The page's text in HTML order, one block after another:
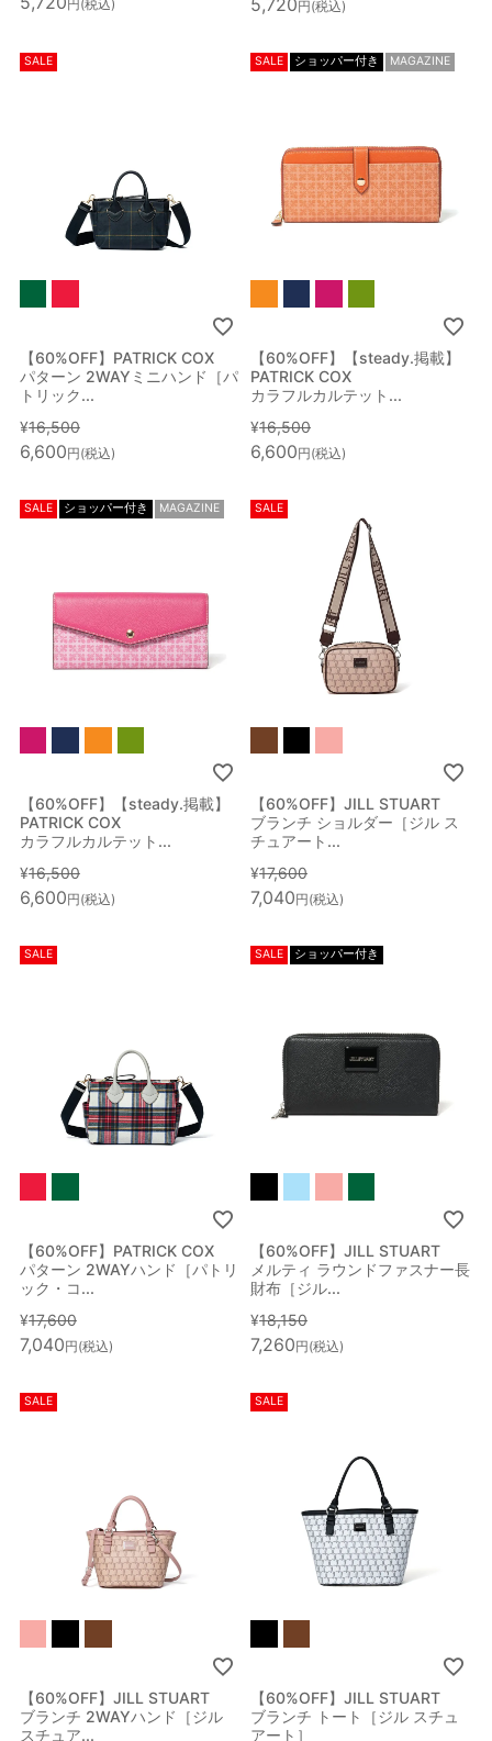
メイン
カテゴリー
カテゴリー
税込 5,720 税込
SALE
【60%OFF】PATRICK COX
パターン 2WAYミニハンド［パ
トリック...
¥16,500
6,600 税込
SALE ショッパー付き MAGAZINE
【60%OFF】【steady.掲載】
PATRICK COX
カラフルカルテット...
¥16,500
6,600 税込
SALE ショッパー付き MAGAZINE
【60%OFF】【steady.掲載】
PATRICK COX
カラフルカルテット...
¥16,500
6,600 税込
SALE
【60%OFF】JILL STUART
ブランチ ショルダー［ジル ス
チュアート...
¥17,600
7,040 税込
SALE
【60%OFF】PATRICK COX
パターン 2WAYハンド［パトリ
ック・コ...
¥17,600
7,040 税込
SALE ショッパー付き
【60%OFF】JILL STUART
メルティ ラウンドファスナー長
財布［ジル...
¥18,150
7,260 税込
SALE
【60%OFF】JILL STUART
ブランチ 2WAYハンド［ジル
スチュア...
SALE
【60%OFF】JILL STUART
ブランチ トート［ジル スチュ
アート］